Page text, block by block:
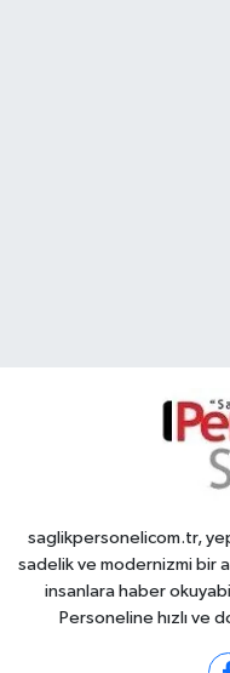
saglikpersonelicom.tr,
sadelik ve modernizmi bir
insanlara haber
Personeline hızlı ve